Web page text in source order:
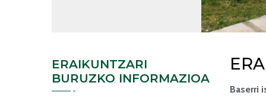
ERAIKUNTZARI
BURUZKO INFORMAZIOA
Baserri